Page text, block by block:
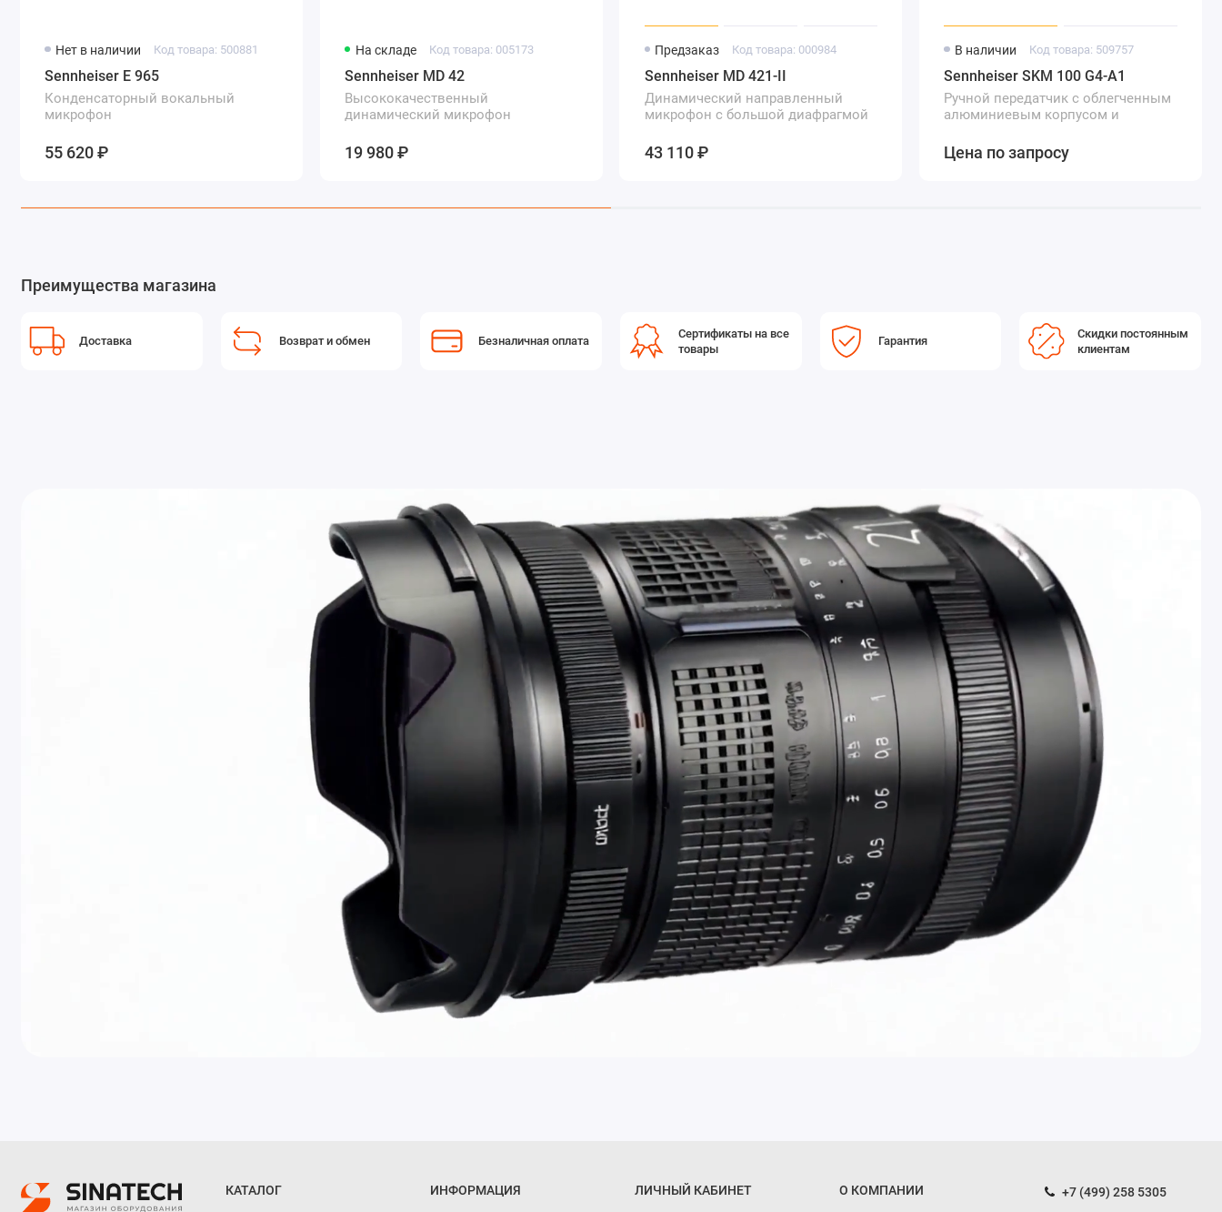
Нет в наличии Код товара: 500881
Sennheiser E 965
Конденсаторный вокальный
микрофон
55 620 ₽
На складе Код товара: 005173
Sennheiser MD 42
Высококачественный
динамический микрофон
19 980 ₽
Предзаказ Код товара: 000984
Sennheiser MD 421-II
Динамический направленный
микрофон с большой диафрагмой
43 110 ₽
В наличии Код товара: 509757
Sennheiser SKM 100 G4-A1
Ручной передатчик с облегченным
алюминиевым корпусом и
Цена по запросу
Преимущества магазина
Доставка Возврат и обмен Безналичная оплата
Сертификаты на все
товары
Гарантия
Скидки постоянным
клиентам
КАТАЛОГ ИНФОРМАЦИЯ ЛИЧНЫЙ КАБИНЕТ О КОМПАНИИ
+7 (499) 258 5305